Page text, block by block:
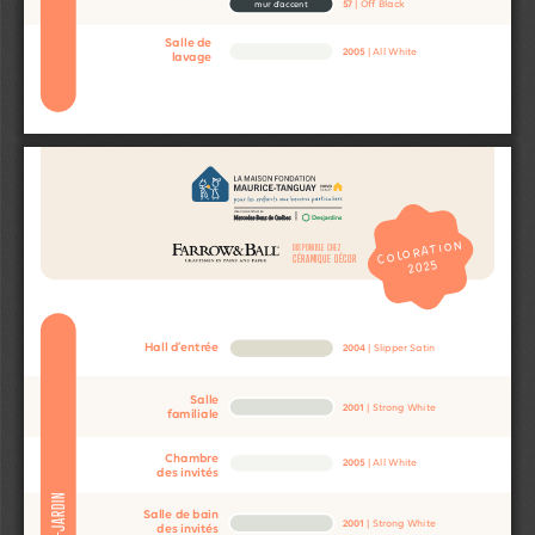
2005 | All White
Salle de
lavage
mur d’accent
DISPONIBLE CHEZ
CÉRAMIQUE DÉCOR COLORATION
2025
2001 | Strong White
2001 | Strong White
Salle
familiale
Chambre
des invités
2005 | All White
Salle de bain
des invités
Hall d’entrée 2004 | Slipper Satin